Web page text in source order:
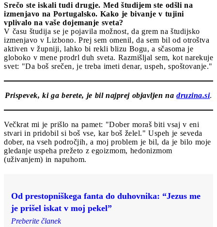
Srečo ste iskali tudi drugje. Med študijem ste odšli na
izmenjavo na Portugalsko. Kako je bivanje v tujini
vplivalo na vaše dojemanje sveta?
V času študija se je pojavila možnost, da grem na študijsko
izmenjavo v Lizbono. Prej sem omenil, da sem bil od otroštva
aktiven v župniji, lahko bi rekli blizu Bogu, a sčasoma je
globoko v mene prodrl duh sveta. Razmišljal sem, kot narekuje
svet: "Da boš srečen, je treba imeti denar, uspeh, spoštovanje."
Prispevek, ki ga berete, je bil najprej objavljen nadruzina.si.
Večkrat mi je prišlo na pamet: "Dober moraš biti vsaj v eni
stvari in pridobil si boš vse, kar boš želel." Uspeh je seveda
dober, na vseh področjih, a moj problem je bil, da je bilo moje
gledanje uspeha prežeto z egoizmom, hedonizmom
(uživanjem) in napuhom.
Od prestopniškega fanta do duhovnika: “Jezus me
je prišel iskat v moj pekel”
Preberite članek